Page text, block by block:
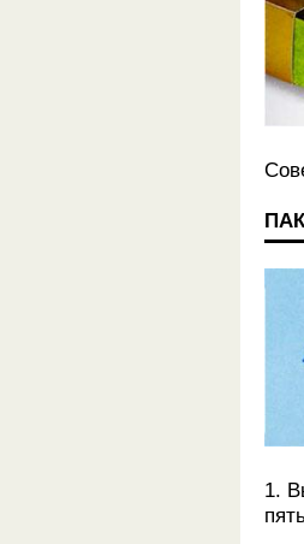
1.